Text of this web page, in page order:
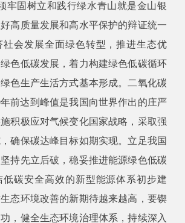
牢固树立和践行绿水青山就是金山银
高质量发展和高水平保护的辩证统一
社会发展全面绿色转型，推进生态优
色低碳发展，着力构建绿色低碳循环
色生产生活方式基本形成。二氧化碳
前达到峰值是我国向世界作出的庄严
积极应对气候变化国家战略，采取强
确保碳达峰目标如期实现。立足我国
持先立后破，稳妥推进能源绿色低碳
低碳安全高效的新型能源体系初步建
态环境改善的新期待越来越高，要锲
，健全生态环境治理体系，持续深入